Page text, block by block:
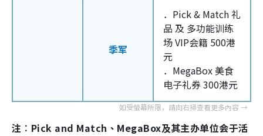
季军
．Pick & Match 礼
品 及 多功能训练
场 VIP会籍 500港
元
．MegaBox 美食
电子礼券 300港元
注︰Pick and Match、MegaBox及其主办单位会于活